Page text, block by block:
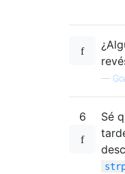
—
6
Sé